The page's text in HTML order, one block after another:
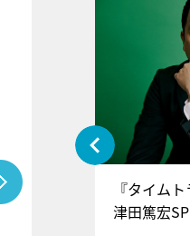
』＝LOV
インタ
『タイム
津田篤